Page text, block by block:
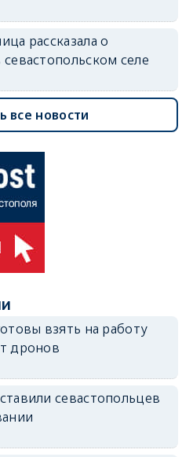
рассказала о
селе
все новости
взять на работу
дронов
севастопольцев